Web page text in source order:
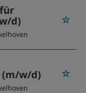
d)
(m/w/d)